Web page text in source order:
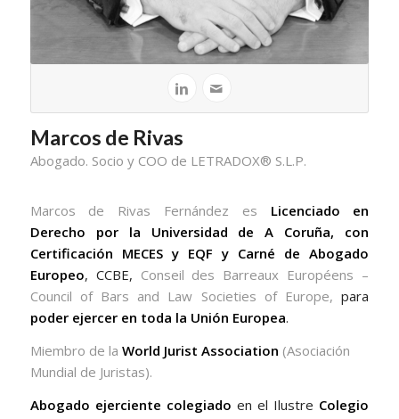
Marcos de Rivas
Abogado. Socio y COO de LETRADOX® S.L.P.
Marcos de Rivas Fernández es Licenciado en
Derecho por la Universidad de A Coruña, con
Certificación MECES y EQF y Carné de Abogado
Europeo, CCBE, Conseil des Barreaux Européens –
Council of Bars and Law Societies of Europe,para
poder ejercer en toda la Unión Europea.
Miembro de la World Jurist Association (Asociación
Mundial de Juristas).
Abogado ejerciente colegiado en el Ilustre Colegio